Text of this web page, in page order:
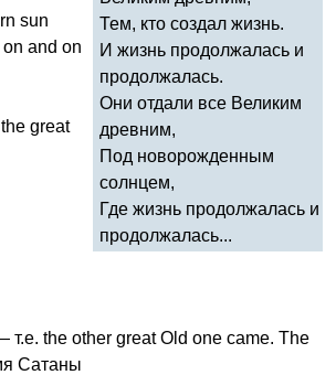
sun
on and on
the great
Тем, кто создал жизнь.
И жизнь продолжалась и
продолжалась.
Они отдали все Великим
древним,
Под новорожденным
солнцем,
Где жизнь продолжалась и
продолжалась...
т.е. the other great Old one came. The
Сатаны